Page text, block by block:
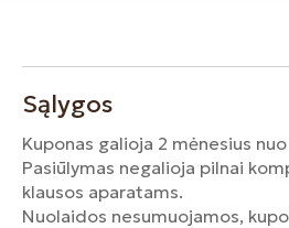
Sąlygos
Kuponas galioja 2 mėnesius
Pasiūlymas negalioja pilnai
klausos aparatams.
Nuolaidos nesumuojamos,